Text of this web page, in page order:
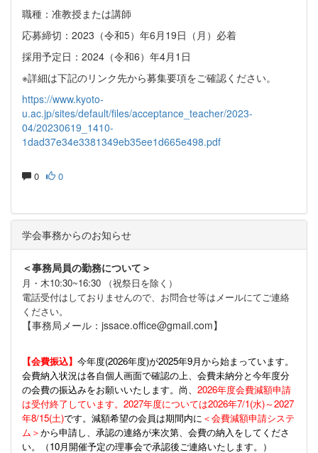
職種：准教授または講師
応募締切：2023（令和5）年6月19日（月）必着
採用予定日：2024（令和6）年4月1日
※詳細は下記のリンク先から募集要項をご確認ください。
https://www.kyoto-
u.ac.jp/sites/default/files/acceptance_teacher/2023-
04/20230619_1410-
1dad37e34e3381349eb35ee1d665e498.pdf
0 0
学会事務からのお知らせ
＜事務局員の勤務について＞
月・木10:30~16:30 （祝祭日を除く）
電話受付はしておりませんので、お問合せ等はメールにてご連絡
ください。
【事務局メール：jssace.office@gmail.com】
【会費振込】 今年度(2026年度)が2025年9月から始まっています。
会費納入状況は各自個人画面で確認の上、会費未納分と今年度分
の会費の振込みをお願いいたします。尚、 2026年度会費減額申請
は受付終了しています。2027年度については2026年7/1(水)～2027
年8/15(土)です。減額希望の会員は期間内に ＜会費減額申請システ
ム＞から申請し、承認の連絡が来次第、会費の納入をしてくださ
い。（10月開催予定の理事会で承認後ご連絡いたします。）